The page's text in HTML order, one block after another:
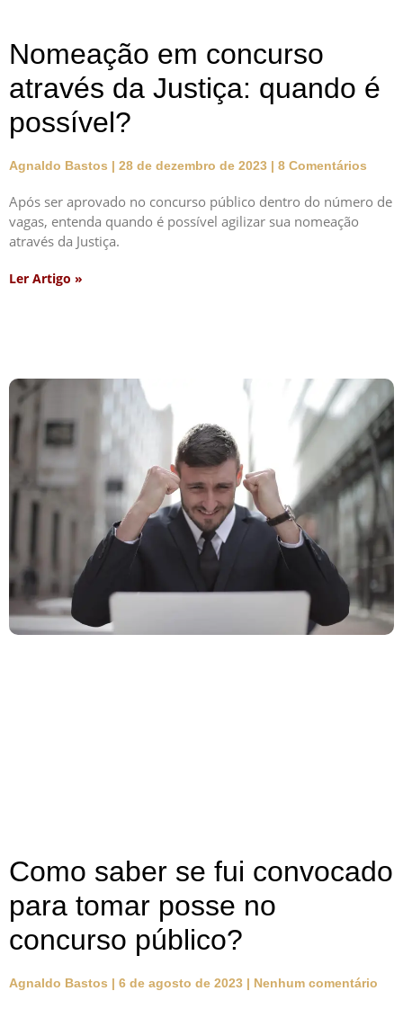
Nomeação em concurso
através da Justiça: quando é
possível?
Agnaldo Bastos 28 de dezembro de 2023 8 Comentários
Após ser aprovado no concurso público dentro do número de
vagas, entenda quando é possível agilizar sua nomeação
através da Justiça.
Ler Artigo »
Como saber se fui convocado
para tomar posse no
concurso público?
Agnaldo Bastos 6 de agosto de 2023 Nenhum comentário